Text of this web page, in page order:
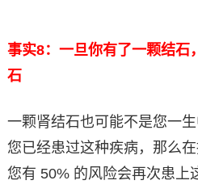
事实8：一旦你有了一颗结石
石
一颗肾结石也可能不是您一
您已经患过这种疾病，那么在
您有 50% 的风险会再次患上